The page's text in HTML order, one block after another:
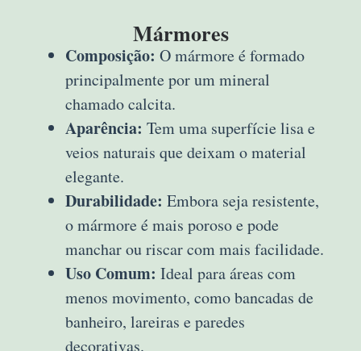
Mármores
Composição: O mármore é formado
principalmente por um mineral
chamado calcita.
Aparência: Tem uma superfície lisa e
veios naturais que deixam o material
elegante.
Durabilidade: Embora seja resistente,
o mármore é mais poroso e pode
manchar ou riscar com mais facilidade.
Uso Comum: Ideal para áreas com
menos movimento, como bancadas de
banheiro, lareiras e paredes
decorativas.